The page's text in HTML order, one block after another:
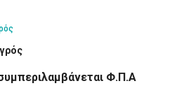
Φ.Π.Α